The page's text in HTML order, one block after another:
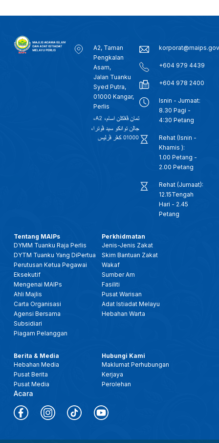
A2, Taman
Pengkalan
Asam,
Jalan Tuanku
Syed Putra,
01000 Kangar,
Perlis
+604 979 4439
+604 978 2400
Isnin - Jumaat:
8.30 Pagi -
4:30 Petang
Rehat (Isnin -
Khamis ):
1.00 Petang -
2.00 Petang
Rehat (Jumaat):
12.15Tengah
Hari - 2.45
Petang
Tentang MAIPs
DYMM Tuanku Raja Perlis
DYTM Tuanku Yang DiPertua
Perutusan Ketua Pegawai
Eksekutif
Mengenai MAIPs
Ahli Majlis
Carta Organisasi
Agensi Bersama
Subsidiari
Piagam Pelanggan
Perkhidmatan
Jenis-Jenis Zakat
Skim Bantuan Zakat
Wakaf
Sumber Am
Fasiliti
Pusat Warisan
Adat Istiadat Melayu
Hebahan Warta
Berita & Media
Hebahan Media
Pusat Berita
Pusat Media
Acara
Hubungi Kami
Maklumat Perhubungan
Kerjaya
Perolehan